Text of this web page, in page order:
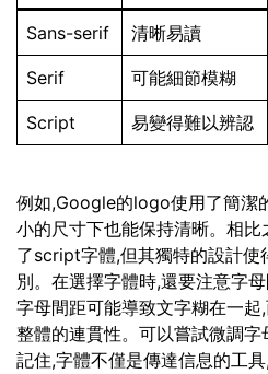
Sans-serif 清晰易讀
Serif 可能細節模糊
Script 易變得難以辨認
例如,Google的logo使用了簡潔
小的尺寸下也能保持清晰。相
了script字體,但其獨特的設計使
別。在選擇字體時,還要注意字
字母間距可能導致文字糊在一
整體的連貫性。可以嘗試微調字
記住,字體不僅是傳達信息的工